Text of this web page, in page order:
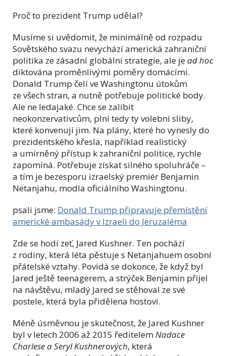
Proč to prezident Trump udělal?
Musíme si uvědomit, že minimálně od rozpadu
Sovětského svazu nevychází americká zahraniční
politika ze zásadní globální strategie, ale jead hoc
diktována proměnlivými poměry domácími.
Donald Trump čelí ve Washingtonu útokům
ze všech stran, a nutně potřebuje politické body.
Ale ne ledajaké. Chce se zalíbit
neokonzervativcům, plní tedy ty volební sliby,
které konvenují jim. Na plány, které ho vynesly do
prezidentského křesla, například realistický
a umírněný přístup k zahraniční politice, rychle
zapomíná. Potřebuje získat silného spoluhráče –
a tím je bezesporu izraelský premiér Benjamin
Netanjahu, modla oficiálního Washingtonu.
psali jsme: Donald Trump připravuje přemístění
americké ambasády v Izraeli do Jeruzaléma
Zde se hodí zeť, Jared Kushner. Ten pochází
z rodiny, která léta pěstuje s Netanjahuem osobní
přátelské vztahy. Povídá se dokonce, že když byl
Jared ještě teenagerem, a strýček Benjamin přijel
na návštěvu, mladý Jared se stěhoval ze své
postele, která byla přidělena hostovi.
Méně úsměvnou je skutečnost, že Jared Kushner
byl v letech 2006 až 2015 ředitelem Nadace
Charlese a Seryl Kushnerových, která